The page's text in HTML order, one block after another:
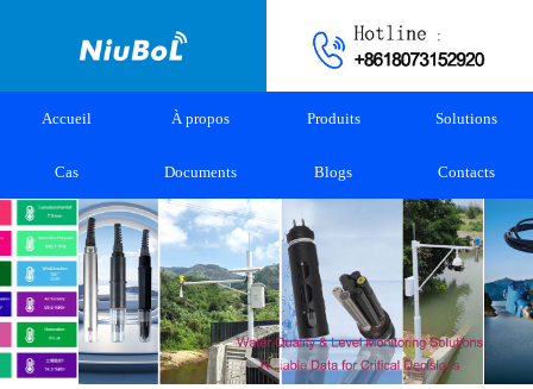
Accueil À propos Produits Solutions
Cas Documents Blogs Contacts